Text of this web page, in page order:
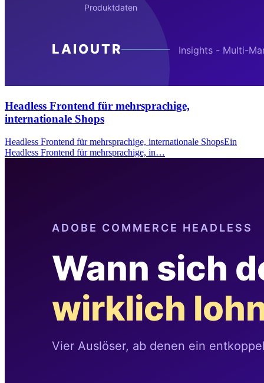
Headless Frontend für mehrsprachige,
internationale Shops
Headless Frontend für mehrsprachige, internationale ShopsEin
Headless Frontend für mehrsprachige, in…